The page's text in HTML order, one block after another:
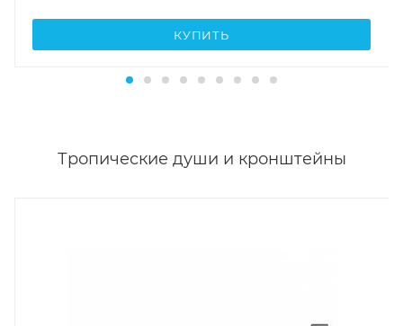
КУПИТЬ
Тропические души и кронштейны